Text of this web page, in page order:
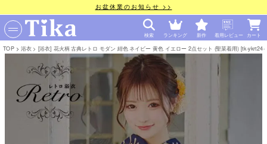
お盆休業のお知らせ >>
検索 ランキング 新作 着用レビュー カート
TOP 浴衣 [浴衣] 花火柄 古典レトロ モダン 紺色 ネイビー 黄色 イエロー 2点セット (聖菜着用) [tk-ykrt24-